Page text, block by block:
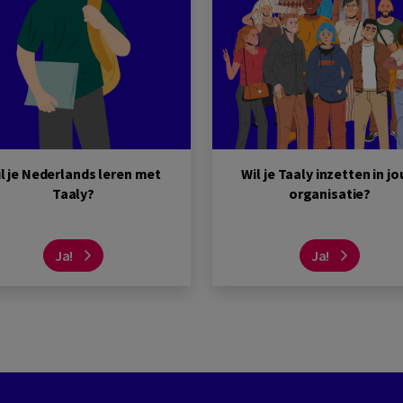
je Nederlands leren met
Taaly?
Ja!
Wil je Taaly inzetten in
organisatie?
Ja!